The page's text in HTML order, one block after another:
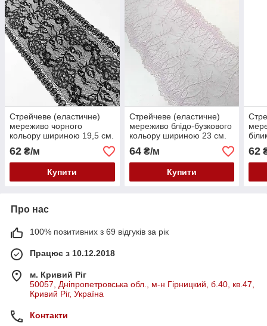
Стрейчеве (еластичне)
мереживо чорного
кольору шириною 19,5 см.
62 ₴/м
Купити
Стрейчеве (еластичне)
мереживо блідо-бузкового
кольору шириною 23 см.
64₴/м
Купити
62
Про нас
100% позитивних з 69 відгуків за рік
Працює з 10.12.2018
м. Кривий Ріг
50057, Дніпропетровська обл., м-н Гірницкий, б.40, кв.47,
Кривий Ріг, Україна
Контакти